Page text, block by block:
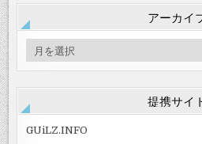
アーカイ
ー
ブ
提携サイ
GUiLZ.INFO